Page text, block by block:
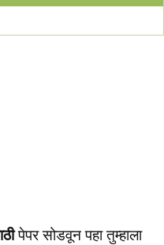
पेपर सोडवून पहा तुम्हाला